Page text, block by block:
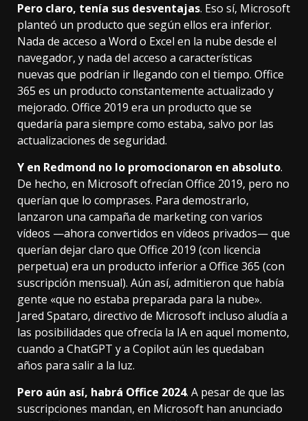
Pero claro, tenía sus desventajas. Eso sí, Microsoft
planteó un producto que según ellos era inferior.
Nada de acceso a Word o Excel en la nube desde el
navegador, y nada del acceso a características
nuevas que podrían ir llegando con el tiempo. Office
365 es un producto constantemente actualizado y
mejorado. Office 2019 era un producto que se
quedaría para siempre como estaba, salvo por las
actualizaciones de seguridad.
Y en Redmond no lo promocionaron en absoluto.
De hecho, en Microsoft ofrecían Office 2019, pero no
querían que lo comprases. Para demostrarlo,
lanzaron una campaña de marketingcon varios
vídeos —ahora convertidos en vídeos privados— que
querían dejar claro que Office 2019 (con licencia
perpetua) era un producto inferior a Office 365 (con
suscripción mensual). Aún así, admitieron que había
gente «que no estaba preparada para la nube».
Jared Spataro, directivo de Microsoft incluso aludía a
las posibilidades que ofrecía la IA en aquel momento,
cuando a ChatGPT y a Copilot aún les quedaban
años para salir a la luz.
Pero aún así, habrá Office 2024. A pesar de que las
suscripciones mandan, en Microsoft han anunciado